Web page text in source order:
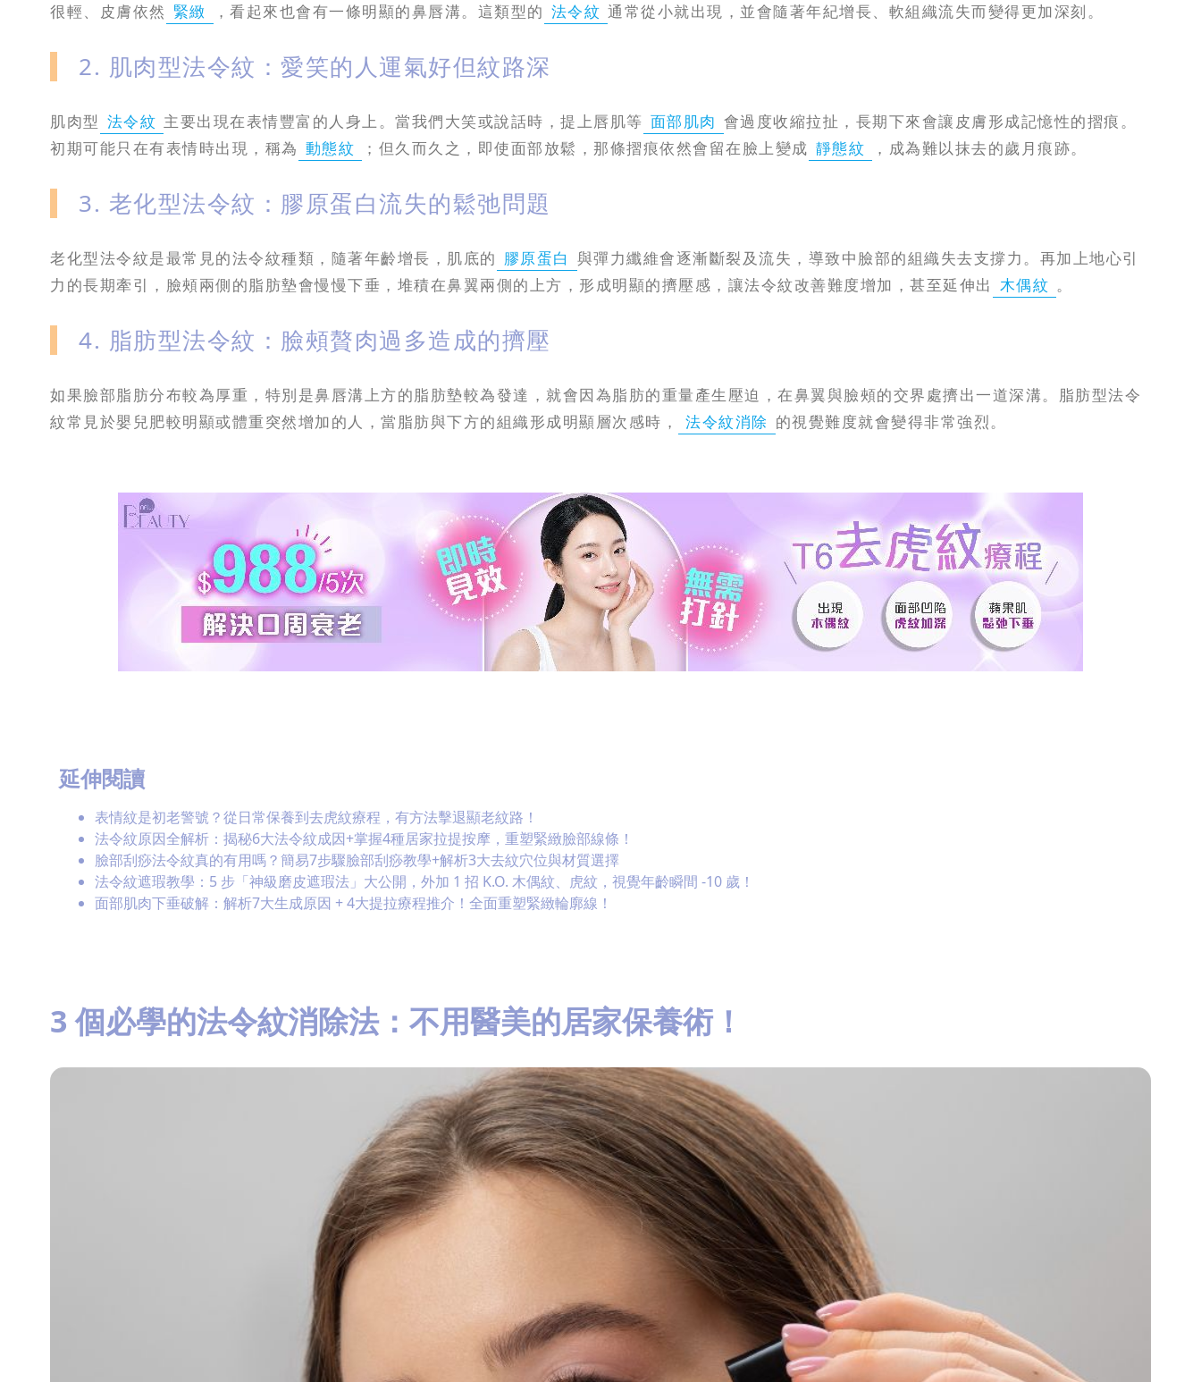
很輕、皮膚依然 緊緻 ，看起來也會有一條明顯的鼻唇溝。這類型的 法令紋 通常從小就出現，並會隨著年紀增長、軟組織流失而變得更加深刻。
2. 肌肉型法令紋：愛笑的人運氣好但紋路深
肌肉型 法令紋 主要出現在表情豐富的人身上。當我們大笑或說話時，提上唇肌等 面部肌肉 會過度收縮拉扯，長期下來會讓皮膚形成記憶性的摺痕。
初期可能只在有表情時出現，稱為 動態紋 ；但久而久之，即使面部放鬆，那條摺痕依然會留在臉上變成 靜態紋 ，成為難以抹去的歲月痕跡。
3. 老化型法令紋：膠原蛋白流失的鬆弛問題
老化型法令紋是最常見的法令紋種類，隨著年齡增長，肌底的 膠原蛋白 與彈力纖維會逐漸斷裂及流失，導致中臉部的組織失去支撐力。再加上地心引
力的長期牽引，臉頰兩側的脂肪墊會慢慢下垂，堆積在鼻翼兩側的上方，形成明顯的擠壓感，讓法令紋改善難度增加，甚至延伸出 木偶紋 。
4. 脂肪型法令紋：臉頰贅肉過多造成的擠壓
如果臉部脂肪分布較為厚重，特別是鼻唇溝上方的脂肪墊較為發達，就會因為脂肪的重量產生壓迫，在鼻翼與臉頰的交界處擠出一道深溝。脂肪型法令
紋常見於嬰兒肥較明顯或體重突然增加的人，當脂肪與下方的組織形成明顯層次感時，
法令紋消除 的視覺難度就會變得非常強烈。
延伸閱讀
表情紋是初老警號？從日常保養到去虎紋療程，有方法擊退顯老紋路！
法令紋原因全解析：揭秘6大法令紋成因+掌握4種居家拉提按摩，重塑緊緻臉部線條！
臉部刮痧法令紋真的有用嗎？簡易7步驟臉部刮痧教學+解析3大去紋穴位與材質選擇
法令紋遮瑕教學：5 步「神級磨皮遮瑕法」大公開，外加 1 招 K.O. 木偶紋、虎紋，視覺年齡瞬間 -10 歲！
面部肌肉下垂破解：解析7大生成原因 + 4大提拉療程推介！全面重塑緊緻輪廓線！
3 個必學的法令紋消除法：不用醫美的居家保養術！